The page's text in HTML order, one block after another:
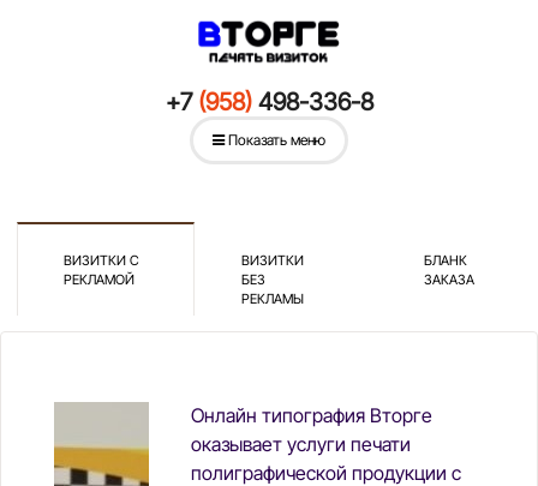
+7 (958)498-336-8
Показать меню
ВИЗИТКИ С
РЕКЛАМОЙ
ВИЗИТКИ
БЕЗ
РЕКЛАМЫ
БЛАНК
ЗАКАЗА
Онлайн типография Вторге
оказывает услуги печати
полиграфической продукции с